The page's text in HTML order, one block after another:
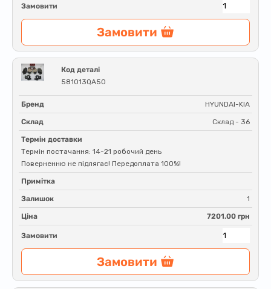
Замовити
Замовити
Код деталі
581013QA50
Бренд HYUNDAI-KIA
Склад Склад - 36
Термін доставки
Термін постачання: 14-21 робочий день
Поверненню не підлягає! Передоплата 100%!
Примітка
Залишок 1
Ціна 7201.00 грн
Замовити
Замовити